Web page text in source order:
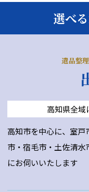
選べ
遺品整
高知県全域
高知市を中心に、室
市・宿毛市・土佐清
にお伺いいたします